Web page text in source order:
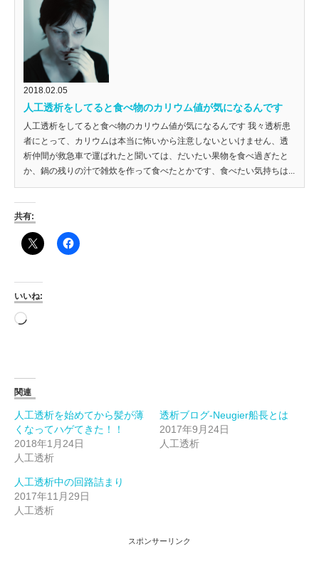
2018.02.05
人工透析をしてると食べ物のカリウム値が気になるんです
人工透析をしてると食べ物のカリウム値が気になるんです 我々透析患
者にとって、カリウムは本当に怖いから注意しないといけません、透
析仲間が救急車で運ばれたと聞いては、だいたい果物を食べ過ぎたと
か、鍋の残りの汁で雑炊を作って食べたとかです、食べたい気持ちは...
共有:
いいね:
読
関連
人工透析を始めてから髪が薄
くなってハゲてきた！！
2018年1月24日
人工透析
透析ブログ-Neugier船長とは
2017年9月24日
人工透析
人工透析中の回路詰まり
2017年11月29日
人工透析
スポンサーリンク